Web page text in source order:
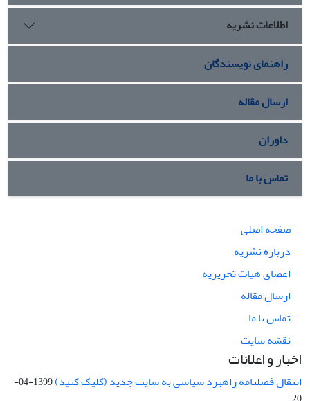
اطلاعات نشریه
راهنمای نویسندگان
ارسال مقاله
داوران
تماس با ما
صفحه اصلی
درباره نشریه
اعضای هیات تحریریه
ارسال مقاله
تماس با ما
نقشه سایت
اخبار و اعلانات
انتقال فصلنامه راهبرد سیاسی به سایت جدید (کلیک کنید)
1399-04-